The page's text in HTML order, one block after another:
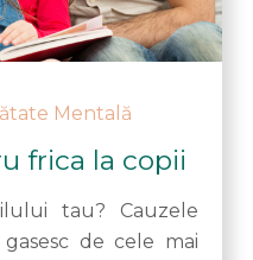
Mentală
frica la copii
tau? Cauzele
de cele mai